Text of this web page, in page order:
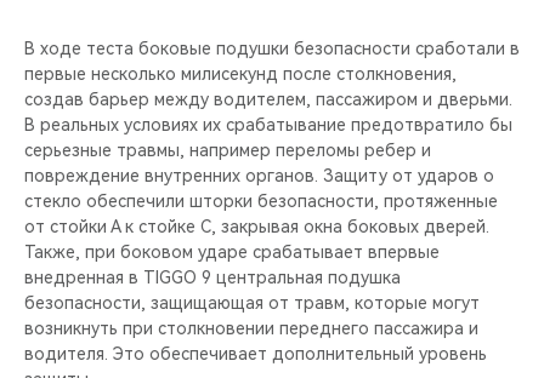
В ходе теста боковые подушки безопасности сработали в
первые несколько милисекунд после столкновения,
создав барьер между водителем, пассажиром и дверьми.
В реальных условиях их срабатывание предотвратило бы
серьезные травмы, например переломы ребер и
повреждение внутренних органов. Защиту от ударов о
стекло обеспечили шторки безопасности, протяженные
от стойки А к стойке С, закрывая окна боковых дверей.
Также, при боковом ударе срабатывает впервые
внедренная в TIGGO 9 центральная подушка
безопасности, защищающая от травм, которые могут
возникнуть при столкновении переднего пассажира и
водителя. Это обеспечивает дополнительный уровень